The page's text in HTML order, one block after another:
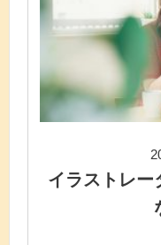
イラストレー